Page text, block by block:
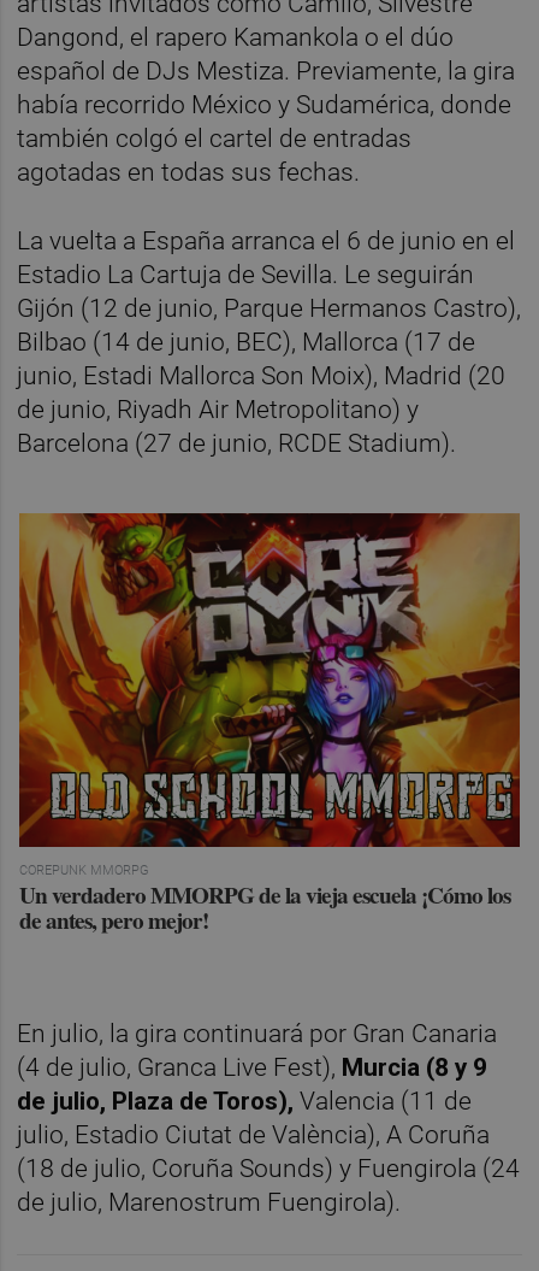
Dangond, el rapero Kamankola o el dúo
español de DJs Mestiza. Previamente, la gira
había recorrido México y Sudamérica, donde
también colgó el cartel de entradas
agotadas en todas sus fechas.
La vuelta a España arranca el 6 de junio en el
Estadio La Cartuja de Sevilla. Le seguirán
Gijón (12 de junio, Parque Hermanos Castro),
Bilbao (14 de junio, BEC), Mallorca (17 de
junio, Estadi Mallorca Son Moix), Madrid (20
de junio, Riyadh Air Metropolitano) y
Barcelona (27 de junio, RCDE Stadium).
COREPUNK MMORPG
Un verdadero MMORPG de la vieja escuela ¡Cómo los
de antes, pero mejor!
En julio, la gira continuará por Gran Canaria
(4 de julio, Granca Live Fest), Murcia (8 y 9
de julio, Plaza de Toros), Valencia (11 de
julio, Estadio Ciutat de València), A Coruña
(18 de julio, Coruña Sounds) y Fuengirola (24
de julio, Marenostrum Fuengirola).